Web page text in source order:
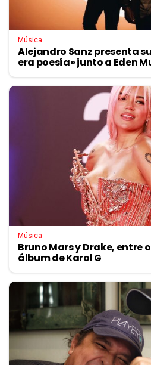
Música
Alejandro Sanz presenta
era poesía» junto a Eden
Música
Bruno Mars y Drake, entre
álbum de Karol G